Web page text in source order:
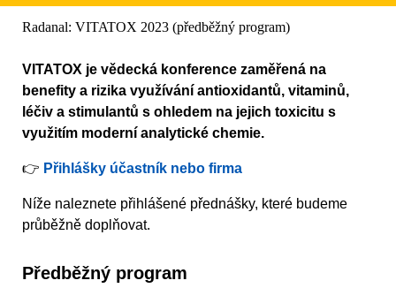
Radanal: VITATOX 2023 (předběžný program)
VITATOX je vědecká konference zaměřená na
benefity a rizika využívání antioxidantů, vitaminů,
léčiv a stimulantů s ohledem na jejich toxicitu s
využitím moderní analytické chemie.
👉 Přihlášky účastník nebo firma
Níže naleznete přihlášené přednášky, které budeme
průběžně doplňovat.
Předběžný program